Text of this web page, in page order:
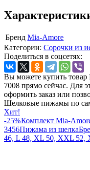
Бренд Mia-Amore
Категории: Сорочки из
Поделиться в соцсетях:
Вы можете купить товар
7008 прямо сейчас. Для
оформить заказ или
Шелковые пижамы по
Хит!
-25%Комплект Mia-
3456Пижама из шелка
46, L 48, XL 50, XXL 52,